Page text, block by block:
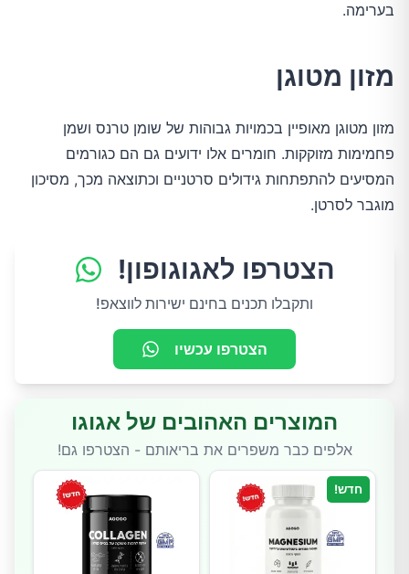
בערימה.
מזון מטוגן
מזון מטוגן מאופיין בכמויות גבוהות של שומן טרנס ושמן
פחמימות מזוקקות. חומרים אלו ידועים גם הם כגורמים
המסיעים להתפתחות גידולים סרטניים וכתוצאה מכך, מסיכון
מוגבר לסרטן.
הצטרפו לאגוגופון!
ותקבלו תכנים בחינם ישירות לווצאפ!
הצטרפו עכשיו
המוצרים האהובים של אגוגו
אלפים כבר משפרים את בריאותם - הצטרפו גם!
חדש!